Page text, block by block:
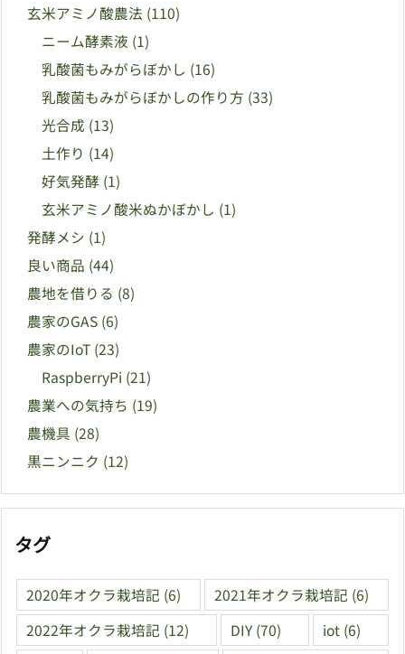
玄米アミノ酸農法 (110)
ニーム酵素液 (1)
乳酸菌もみがらぼかし (16)
乳酸菌もみがらぼかしの作り方 (33)
光合成 (13)
土作り (14)
好気発酵 (1)
玄米アミノ酸米ぬかぼかし (1)
発酵メシ (1)
良い商品 (44)
農地を借りる (8)
農家のGAS (6)
農家のIoT (23)
RaspberryPi (21)
農業への気持ち (19)
農機具 (28)
黒ニンニク (12)
タグ
2020年オクラ栽培記 (6) 2021年オクラ栽培記 (6)
2022年オクラ栽培記 (12) DIY (70) iot (6)